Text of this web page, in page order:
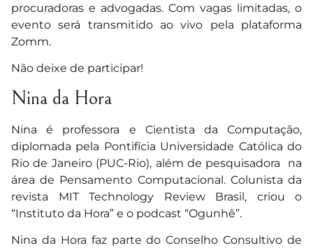
procuradoras e advogadas. Com vagas limitadas, o
evento será transmitido ao vivo pela plataforma
Zomm.
Não deixe de participar!
Nina da Hora
Nina é professora e Cientista da Computação,
diplomada pela Pontifícia Universidade Católica do
Rio de Janeiro (PUC-Rio), além de pesquisadora na
área de Pensamento Computacional. Colunista da
revista MIT Technology Review Brasil, criou o
“Instituto da Hora” e o podcast “Ogunhê”.
Nina da Hora faz parte do Conselho Consultivo de